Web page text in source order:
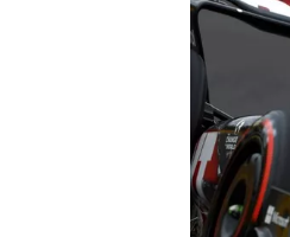
WORLD